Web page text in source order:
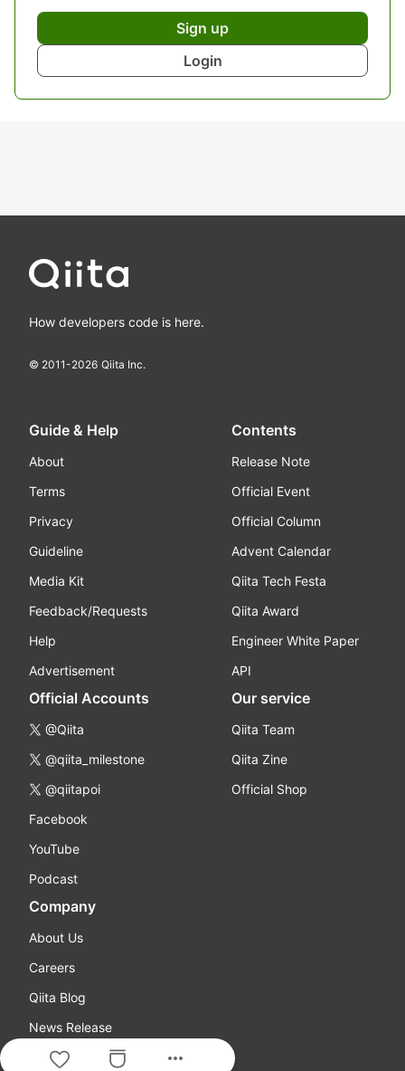
Sign up
Login
more_horiz
How developers code is here.
© 2011-2026 Qiita Inc.
Guide & Help
About
Terms
Privacy
Guideline
Media Kit
Feedback/Requests
Help
Advertisement
Contents
Release Note
Official Event
Official Column
Advent Calendar
Qiita Tech Festa
Qiita Award
Engineer White Paper
API
Official Accounts
@Qiita
@qiita_milestone
@qiitapoi
Facebook
YouTube
Podcast
Our service
Qiita Team
Qiita Zine
Official Shop
Company
About Us
Careers
Qiita Blog
News Release